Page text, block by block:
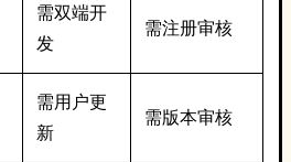
需双端开
发
需注册审核
需用户更
新
需版本审核